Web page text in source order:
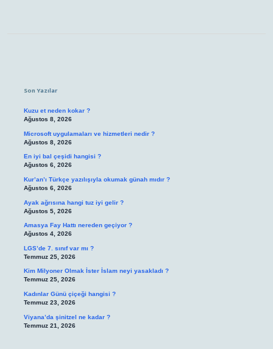
Son Yazılar
Kuzu et neden kokar ?
Ağustos 8, 2026
Microsoft uygulamaları ve hizmetleri nedir ?
Ağustos 8, 2026
En iyi bal çeşidi hangisi ?
Ağustos 6, 2026
Kur’an’ı Türkçe yazılışıyla okumak günah mıdır ?
Ağustos 6, 2026
Ayak ağrısına hangi tuz iyi gelir ?
Ağustos 5, 2026
Amasya Fay Hattı nereden geçiyor ?
Ağustos 4, 2026
LGS’de 7. sınıf var mı ?
Temmuz 25, 2026
Kim Milyoner Olmak İster İslam neyi yasakladı ?
Temmuz 25, 2026
Kadınlar Günü çiçeği hangisi ?
Temmuz 23, 2026
Viyana’da şinitzel ne kadar ?
Temmuz 21, 2026